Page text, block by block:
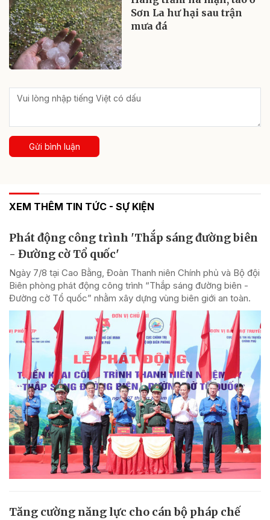
Sơn La hư hại sau trận
mưa đá
Gửi bình luận
XEM THÊM TIN TỨC - SỰ KIỆN
Phát động công trình 'Thắp sáng đường biên
- Đường cờ Tổ quốc'
Ngày 7/8 tại Cao Bằng, Đoàn Thanh niên Chính phủ và Bộ đội
Biên phòng phát động công trình “Thắp sáng đường biên -
Đường cờ Tổ quốc” nhằm xây dựng vùng biên giới an toàn.
Tăng cường năng lực cho cán bộ pháp chế